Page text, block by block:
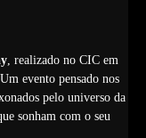
, realizado no CIC em
evento pensado nos
pelo universo da
sonham com o seu